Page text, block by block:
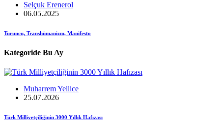
Selçuk Erenerol
06.05.2025
Turuncu, Transhümanizm, Manifesto
Kategoride Bu Ay
Muharrem Yellice
25.07.2026
Türk Milliyetçiliğinin 3000 Yıllık Hafızası